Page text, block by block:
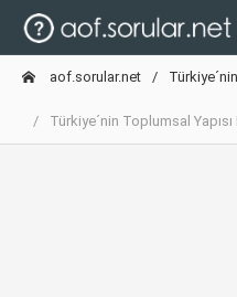
aof.sorular.net
Türkiye´nin Toplumsal Yapısı